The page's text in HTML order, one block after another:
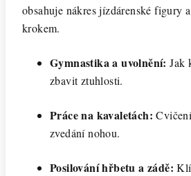
obsahuje nákres jízdárenské figury
krokem.
Gymnastika a uvolnění: Jak
zbavit ztuhlosti.
Práce na kavaletách:
zvedání nohou.
Posilování hřbetu a zádě: